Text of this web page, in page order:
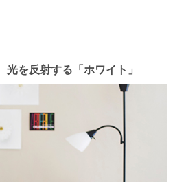
を反射する「ホワイト」